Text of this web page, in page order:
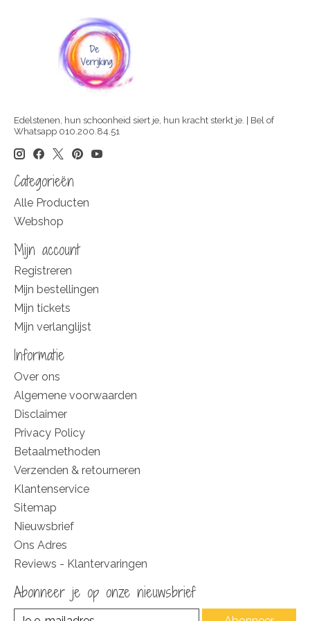
Edelstenen, hun schoonheid siert je, hun kracht sterkt je. | Bel of
Whatsapp 010.200.84.51
Categorieën
Alle Producten
Webshop
Mijn account
Registreren
Mijn bestellingen
Mijn tickets
Mijn verlanglijst
Informatie
Over ons
Algemene voorwaarden
Disclaimer
Privacy Policy
Betaalmethoden
Verzenden & retourneren
Klantenservice
Sitemap
Nieuwsbrief
Ons Adres
Reviews - Klantervaringen
Abonneer je op onze nieuwsbrief